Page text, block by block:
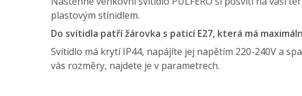
plastovým stínidlem.
Do svítidla patří žárovka s paticí E27, která má
Svítidlo má krytí IP44, napájíte jej napětím 220-240V a
vás rozměry, najdete je v parametrech.